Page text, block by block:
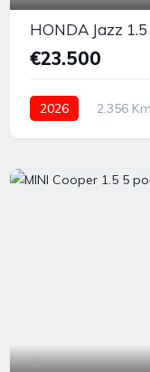
HONDA Jazz
€23.500
2026 2.356 Km